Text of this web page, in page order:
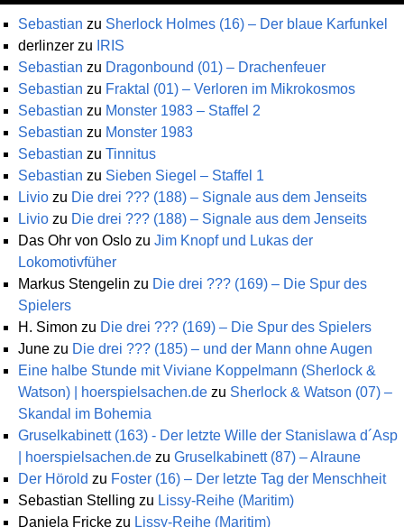
Sebastian zu Sherlock Holmes (16) – Der blaue Karfunkel
derlinzer zu
IRIS
Sebastian zu Dragonbound (01) – Drachenfeuer
Sebastian zu Fraktal (01) – Verloren im Mikrokosmos
Sebastian zu Monster 1983 – Staffel 2
Sebastian zu Monster 1983
Sebastian zu Tinnitus
Sebastian zu Sieben Siegel – Staffel 1
Livio zu Die drei ??? (188) – Signale aus dem Jenseits
Livio zu Die drei ??? (188) – Signale aus dem Jenseits
Das Ohr von Oslo zu Jim Knopf und Lukas der
Lokomotivfüher
Markus Stengelin zu Die drei ??? (169) – Die Spur des
Spielers
H. Simon zu Die drei ??? (169) – Die Spur des Spielers
June zu Die drei ??? (185) – und der Mann ohne Augen
Eine halbe Stunde mit Viviane Koppelmann (Sherlock &
Watson) | hoerspielsachen.de zu Sherlock & Watson (07) –
Skandal im Bohemia
Gruselkabinett (163) - Der letzte Wille der Stanislawa d´Asp
| hoerspielsachen.de zu Gruselkabinett (87) – Alraune
Der Hörold zu Foster (16) – Der letzte Tag der Menschheit
Sebastian Stelling zu Lissy-Reihe (Maritim)
Daniela Fricke zu Lissy-Reihe (Maritim)